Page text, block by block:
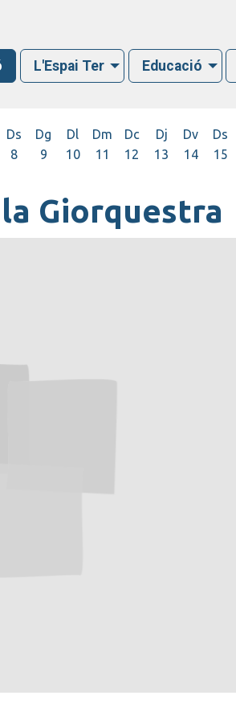
L'Espai Ter Educació
Ds
8
Dg
9
Dl
10
Dm
11
Dc
12
Dj
13
Dv
14
Ds
15
Giorquestra